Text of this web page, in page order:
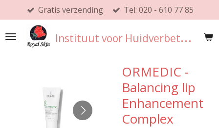
direct
naar
I
nstituut voor Huidverbetering
Gratis verzending Tel: 020 - 610 77 85
ORMEDIC -
Balancing lip
Enhancement
Complex